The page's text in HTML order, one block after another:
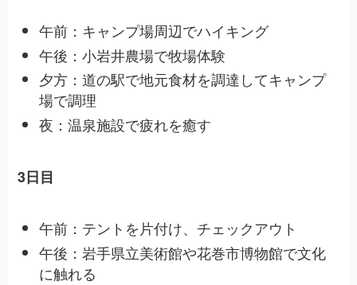
午前：キャンプ場周辺でハイキング
午後：小岩井農場で牧場体験
夕方：道の駅で地元食材を調達してキャンプ
場で調理
夜：温泉施設で疲れを癒す
3日目
午前：テントを片付け、チェックアウト
午後：岩手県立美術館や花巻市博物館で文化
に触れる